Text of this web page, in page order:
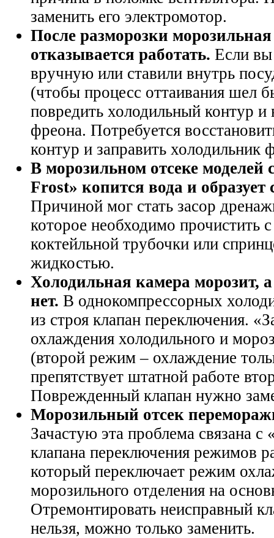
заменить его электромотор.
После разморозки
отказывается работать. Если вы
вручную или ставили внутрь
(чтобы процесс оттаивания шел
повредить холодильный контур и
фреона. Потребуется
контур и заправить холодильник
В морозильном отсеке моделей
Frost» копится вода и
Причиной мог стать засор
которое необходимо прочистить
коктейльной трубочки или
жидкостью.
Холодильная камера морозит,
нет. В однокомпрессорных
из строя клапан переключения.
охлаждения холодильного и
(второй режим – охлаждение
препятствует штатной работе
Поврежденный клапан нужно
Морозильный отсек
Зачастую эта проблема связана с
клапана переключения режимов
который переключает режим
морозильного отделения на
Отремонтировать неисправный
нельзя, можно только заменить.